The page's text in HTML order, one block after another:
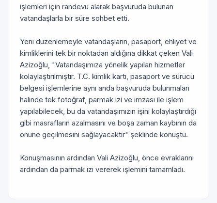
işlemleri için randevu alarak başvuruda bulunan
vatandaşlarla bir süre sohbet etti.
Yeni düzenlemeyle vatandaşların, pasaport, ehliyet ve
kimliklerini tek bir noktadan aldığına dikkat çeken Vali
Azizoğlu, "Vatandaşımıza yönelik yapılan hizmetler
kolaylaştırılmıştır. T.C. kimlik kartı, pasaport ve sürücü
belgesi işlemlerine aynı anda başvuruda bulunmaları
halinde tek fotoğraf, parmak izi ve imzası ile işlem
yapılabilecek, bu da vatandaşımızın işini kolaylaştırdığı
gibi masrafların azalmasını ve boşa zaman kaybının da
önüne geçilmesini sağlayacaktır" şeklinde konuştu.
Konuşmasının ardından Vali Azizoğlu, önce evraklarını
ardından da parmak izi vererek işlemini tamamladı.